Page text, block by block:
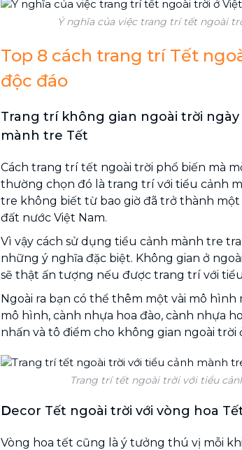
Ý nghĩa của việc trang trí tết ngoài
Top 8 cách trang trí Tết
độc đáo
Trang trí không gian ngoài trời ngày
mành tre Tết
Cách trang trí tết ngoài trời phổ biến mà
thường chọn đó là trang trí với tiểu cảnh
tre không biết từ bao giờ đã trở thành
đất nước Việt Nam.
Vì vậy cách sử dụng tiểu cảnh mành tre
những ý nghĩa đặc biệt. Không gian ở
sẽ thật ấn tượng nếu được trang trí với
Ngoài ra bạn có thể thêm một vài mô hình
mô hình, cành nhựa hoa đào, cành nhựa
nhấn và tô điểm cho không gian ngoài trời
Trang trí tết ngoài trời với tiểu
Decor Tết ngoài trời với vòng hoa
Vòng hoa tết cũng là ý tưởng thú vị mỗi